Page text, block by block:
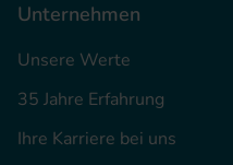
Unternehmen
Unsere Werte
35 Jahre Erfahrung
Ihre Karriere bei uns